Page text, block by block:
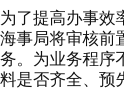
为了提高办事效
海事局将审核前
务。为业务程序
料是否齐全、预